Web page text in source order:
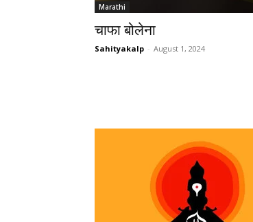
Marathi
चाफा बोलेना
Sahityakalp - August 1, 2024